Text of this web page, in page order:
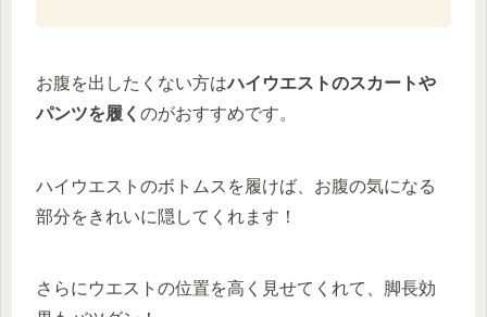
お腹を出したくない方はハイウエストのスカートや
パンツを履く のがおすすめです。
ハイウエストのボトムスを履けば、お腹の気になる
部分をきれいに隠してくれます！
さらにウエストの位置を高く見せてくれて、脚長効